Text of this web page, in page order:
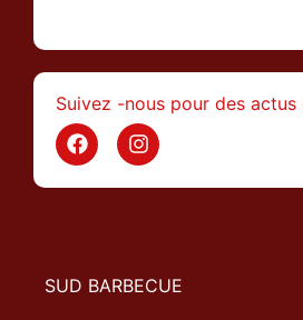
Suivez -nous pour des actus
SUD BARBECUE